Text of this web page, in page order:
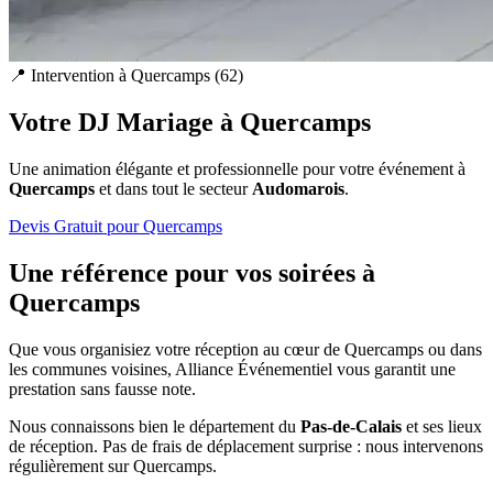
📍 Intervention à Quercamps (62)
Votre DJ Mariage à Quercamps
Une animation élégante et professionnelle pour votre événement à
Quercamps et dans tout le secteur Audomarois.
Devis Gratuit pourQuercamps
Une référence pour vos soirées à
Quercamps
Que vous organisiez votre réception au cœur de Quercamps ou dans
les communes voisines, Alliance Événementiel vous garantit une
prestation sans fausse note.
Nous connaissons bien le département du Pas-de-Calais et ses lieux
de réception. Pas de frais de déplacement surprise : nous intervenons
régulièrement surQuercamps.